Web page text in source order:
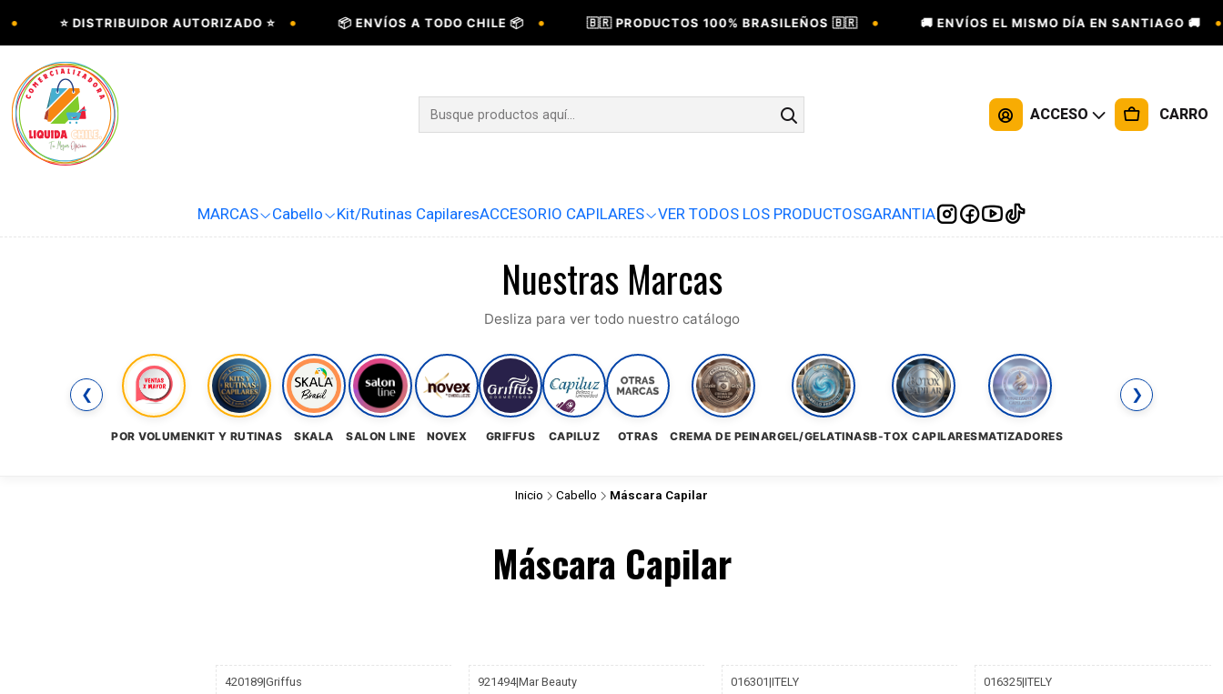
⭐ DISTRIBUIDOR AUTORIZADO ⭐ • 📦 ENVÍOS A TODO CHILE 📦 • 🇧🇷 PRODUCTOS 100% BRASILEÑOS 🇧🇷 • 🚚 ENVÍOS EL MISMO DÍA EN SANTIAGO 🚚 •
ACCESO CARRO
MARCAS Cabello Kit/Rutinas CapilaresACCESORIO CAPILARES VER TODOS LOS PRODUCTOSGARANTIA
Nuestras Marcas
Desliza para ver todo nuestro catálogo
POR VOLUMENKIT Y RUTINAS SKALA SALON LINE NOVEX GRIFFUS CAPILUZ OTRAS CREMA DE PEINARGEL/GELATINASB-TOX CAPILARESMATIZADORES
❮ ❯
Inicio Cabello Máscara Capilar
Máscara Capilar
420189|Griffus 921494|Mar Beauty 016301|ITELY 016325|ITELY